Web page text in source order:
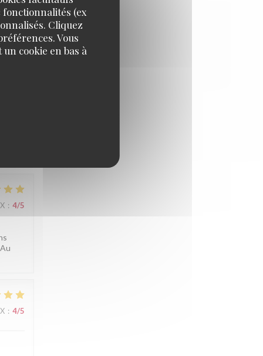
(ex
Cliquez
Vous
cookie en bas à
le
: 4/5
: 4/5